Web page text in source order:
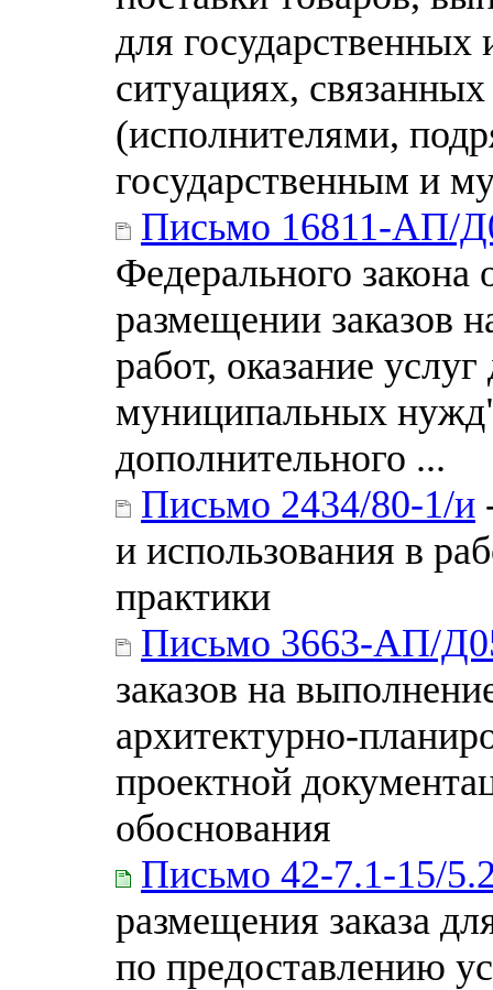
для
ситуациях,
(исполнителями,
государственным и
Письмо 16811-АП/
Федерального
размещении заказов
работ, оказание
муниципальных
дополнительного ...
Письмо 2434/80-1/и
и использования в
практики
Письмо 3663-АП/
заказов на
архитектурно-
проектной
обоснования
Письмо 42-7.1-15/
размещения заказа
по предоставлению